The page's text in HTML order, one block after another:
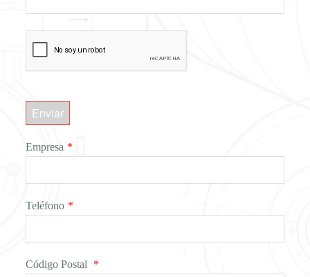
Enviar
Empresa *
Teléfono *
Código Postal *